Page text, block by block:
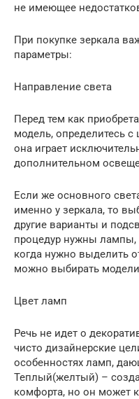
не имеющее
При покупке зеркала
параметры:
Направление света
Перед тем как
модель, определитесь
она играет
дополнительном
Если же основного
именно у зеркала, то
другие варианты и
процедур нужны лампы,
когда нужно выделить
можно выбирать
Цвет ламп
Речь не идет о
чисто дизайнерские
особенностях ламп,
Теплый(желтый) –
комфорта, но он может